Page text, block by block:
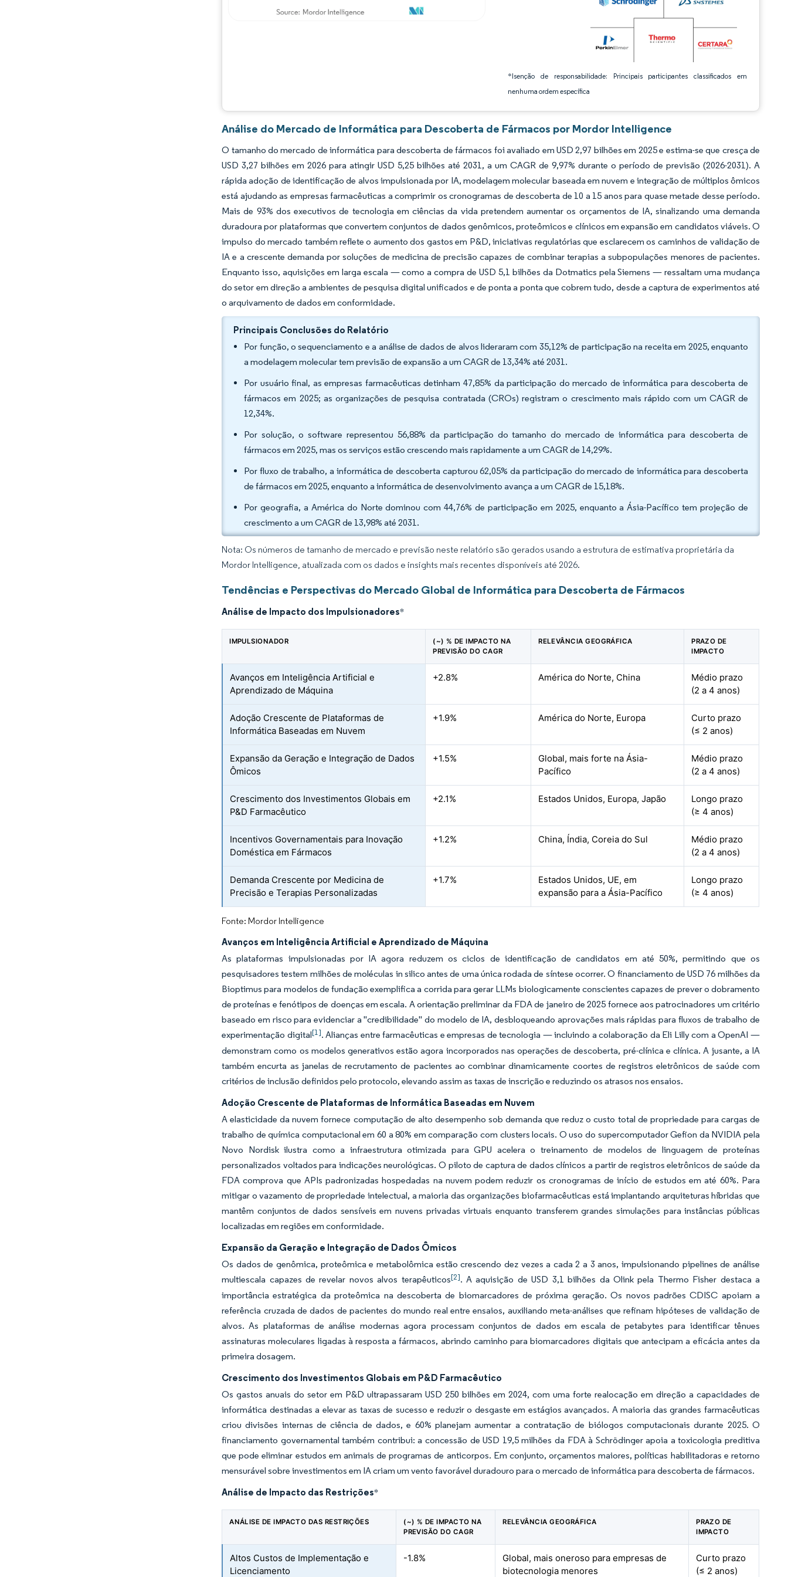
*Isenção de responsabilidade: Principais participantes classificados em
nenhuma ordem específica
Análise do Mercado de Informática para Descoberta de Fármacos por Mordor Intelligence
O tamanho do mercado de informática para descoberta de fármacos foi avaliado em USD 2,97 bilhões em 2025 e estima-se que cresça de
USD 3,27 bilhões em 2026 para atingir USD 5,25 bilhões até 2031, a um CAGR de 9,97% durante o período de previsão (2026-2031). A
rápida adoção de identificação de alvos impulsionada por IA, modelagem molecular baseada em nuvem e integração de múltiplos ômicos
está ajudando as empresas farmacêuticas a comprimir os cronogramas de descoberta de 10 a 15 anos para quase metade desse período.
Mais de 93% dos executivos de tecnologia em ciências da vida pretendem aumentar os orçamentos de IA, sinalizando uma demanda
duradoura por plataformas que convertem conjuntos de dados genômicos, proteômicos e clínicos em expansão em candidatos viáveis. O
impulso do mercado também reflete o aumento dos gastos em P&D, iniciativas regulatórias que esclarecem os caminhos de validação de
IA e a crescente demanda por soluções de medicina de precisão capazes de combinar terapias a subpopulações menores de pacientes.
Enquanto isso, aquisições em larga escala — como a compra de USD 5,1 bilhões da Dotmatics pela Siemens — ressaltam uma mudança
do setor em direção a ambientes de pesquisa digital unificados e de ponta a ponta que cobrem tudo, desde a captura de experimentos até
o arquivamento de dados em conformidade.
Principais Conclusões do Relatório
Por função, o sequenciamento e a análise de dados de alvos lideraram com 35,12% de participação na receita em 2025, enquanto
a modelagem molecular tem previsão de expansão a um CAGR de 13,34% até 2031.
Por usuário final, as empresas farmacêuticas detinham 47,85% da participação do mercado de informática para descoberta de
fármacos em 2025; as organizações de pesquisa contratada (CROs) registram o crescimento mais rápido com um CAGR de
12,34%.
Por solução, o software representou 56,88% da participação do tamanho do mercado de informática para descoberta de
fármacos em 2025, mas os serviços estão crescendo mais rapidamente a um CAGR de 14,29%.
Por fluxo de trabalho, a informática de descoberta capturou 62,05% da participação do mercado de informática para descoberta
de fármacos em 2025, enquanto a informática de desenvolvimento avança a um CAGR de 15,18%.
Por geografia, a América do Norte dominou com 44,76% de participação em 2025, enquanto a Ásia-Pacífico tem projeção de
crescimento a um CAGR de 13,98% até 2031.
Nota: Os números de tamanho de mercado e previsão neste relatório são gerados usando a estrutura de estimativa proprietária da
Mordor Intelligence, atualizada com os dados e insights mais recentes disponíveis até 2026.
Tendências e Perspectivas do Mercado Global de Informática para Descoberta de Fármacos
Análise de Impacto dos Impulsionadores*
IMPULSIONADOR
(~) % DE IMPACTO NA
PREVISÃO DO CAGR
RELEVÂNCIA GEOGRÁFICA
PRAZO DE
IMPACTO
Avanços em Inteligência Artificial e
Aprendizado de Máquina
+2.8% América do Norte, China
Médio prazo
(2 a 4 anos)
Adoção Crescente de Plataformas de
Informática Baseadas em Nuvem
+1.9% América do Norte, Europa
Curto prazo
(≤ 2 anos)
Expansão da Geração e Integração de Dados
Ômicos
+1.5%
Global, mais forte na Ásia-
Pacífico
Médio prazo
(2 a 4 anos)
Crescimento dos Investimentos Globais em
P&D Farmacêutico
+2.1% Estados Unidos, Europa, Japão
Longo prazo
(≥ 4 anos)
Incentivos Governamentais para Inovação
Doméstica em Fármacos
+1.2% China, Índia, Coreia do Sul
Médio prazo
(2 a 4 anos)
Demanda Crescente por Medicina de
Precisão e Terapias Personalizadas
+1.7%
Estados Unidos, UE, em
expansão para a Ásia-Pacífico
Longo prazo
(≥ 4 anos)
Fonte: Mordor Intelligence
Avanços em Inteligência Artificial e Aprendizado de Máquina
As plataformas impulsionadas por IA agora reduzem os ciclos de identificação de candidatos em até 50%, permitindo que os
pesquisadores testem milhões de moléculas in silico antes de uma única rodada de síntese ocorrer. O financiamento de USD 76 milhões da
Bioptimus para modelos de fundação exemplifica a corrida para gerar LLMs biologicamente conscientes capazes de prever o dobramento
de proteínas e fenótipos de doenças em escala. A orientação preliminar da FDA de janeiro de 2025 fornece aos patrocinadores um critério
baseado em risco para evidenciar a "credibilidade" do modelo de IA, desbloqueando aprovações mais rápidas para fluxos de trabalho de
experimentação digital[1]. Alianças entre farmacêuticas e empresas de tecnologia — incluindo a colaboração da Eli Lilly com a OpenAI —
demonstram como os modelos generativos estão agora incorporados nas operações de descoberta, pré-clínica e clínica. A jusante, a IA
também encurta as janelas de recrutamento de pacientes ao combinar dinamicamente coortes de registros eletrônicos de saúde com
critérios de inclusão definidos pelo protocolo, elevando assim as taxas de inscrição e reduzindo os atrasos nos ensaios.
Adoção Crescente de Plataformas de Informática Baseadas em Nuvem
A elasticidade da nuvem fornece computação de alto desempenho sob demanda que reduz o custo total de propriedade para cargas de
trabalho de química computacional em 60 a 80% em comparação com clusters locais. O uso do supercomputador Gefion da NVIDIA pela
Novo Nordisk ilustra como a infraestrutura otimizada para GPU acelera o treinamento de modelos de linguagem de proteínas
personalizados voltados para indicações neurológicas. O piloto de captura de dados clínicos a partir de registros eletrônicos de saúde da
FDA comprova que APIs padronizadas hospedadas na nuvem podem reduzir os cronogramas de início de estudos em até 60%. Para
mitigar o vazamento de propriedade intelectual, a maioria das organizações biofarmacêuticas está implantando arquiteturas híbridas que
mantêm conjuntos de dados sensíveis em nuvens privadas virtuais enquanto transferem grandes simulações para instâncias públicas
localizadas em regiões em conformidade.
Expansão da Geração e Integração de Dados Ômicos
Os dados de genômica, proteômica e metabolômica estão crescendo dez vezes a cada 2 a 3 anos, impulsionando pipelines de análise
multiescala capazes de revelar novos alvos terapêuticos[2]. A aquisição de USD 3,1 bilhões da Olink pela Thermo Fisher destaca a
importância estratégica da proteômica na descoberta de biomarcadores de próxima geração. Os novos padrões CDISC apoiam a
referência cruzada de dados de pacientes do mundo real entre ensaios, auxiliando meta-análises que refinam hipóteses de validação de
alvos. As plataformas de análise modernas agora processam conjuntos de dados em escala de petabytes para identificar tênues
assinaturas moleculares ligadas à resposta a fármacos, abrindo caminho para biomarcadores digitais que antecipam a eficácia antes da
primeira dosagem.
Crescimento dos Investimentos Globais em P&D Farmacêutico
Os gastos anuais do setor em P&D ultrapassaram USD 250 bilhões em 2024, com uma forte realocação em direção a capacidades de
informática destinadas a elevar as taxas de sucesso e reduzir o desgaste em estágios avançados. A maioria das grandes farmacêuticas
criou divisões internas de ciência de dados, e 60% planejam aumentar a contratação de biólogos computacionais durante 2025. O
financiamento governamental também contribui: a concessão de USD 19,5 milhões da FDA à Schrödinger apoia a toxicologia preditiva
que pode eliminar estudos em animais de programas de anticorpos. Em conjunto, orçamentos maiores, políticas habilitadoras e retorno
mensurável sobre investimentos em IA criam um vento favorável duradouro para o mercado de informática para descoberta de fármacos.
Análise de Impacto das Restrições*
ANÁLISE DE IMPACTO DAS RESTRIÇÕES
(~) % DE IMPACTO NA
PREVISÃO DO CAGR
RELEVÂNCIA GEOGRÁFICA
PRAZO DE
IMPACTO
Altos Custos de Implementação e
Licenciamento
-1.8%
Global, mais oneroso para empresas de
biotecnologia menores
Curto prazo
(≤ 2 anos)